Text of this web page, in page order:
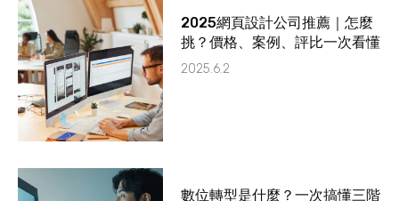
2025網頁設計公司推薦｜怎麼
挑？價格、案例、評比一次看懂
2025.6.2
數位轉型是什麼？一次搞懂三階